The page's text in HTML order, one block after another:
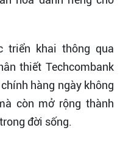
triển khai thông qua
thiết Techcombank
hàng ngày không
còn mở rộng thành
đời sống.